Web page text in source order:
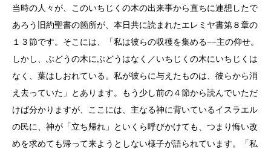
当時の人々が、このいちじくの木の出来事から直ちに連想したで
あろう旧約聖書の箇所が、本日共に読まれたエレミヤ書第８章の
１３節です。そこには、「私は彼らの収穫を集める−−主の仰せ。
しかし、ぶどうの木にぶどうはなく／いちじくの木にいちじくは
なく、葉はしおれている。私が彼らに与えたものは、彼らから消
え去っていた」とあります。もう少し前の４節から読んでいただ
けば分かりますが、ここには、主なる神に背いているイスラエル
の民に、神が「立ち帰れ」といくら呼びかけても、つまり悔い改
めを求めても帰って来ようとしない様子が語られています。「私